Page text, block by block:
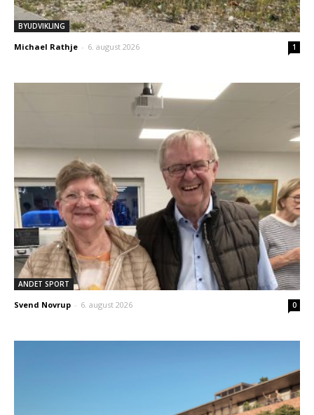
BYUDVIKLING
Michael Rathje - 6. august 2026 1
ANDET SPORT
Svend Novrup - 6. august 2026 0